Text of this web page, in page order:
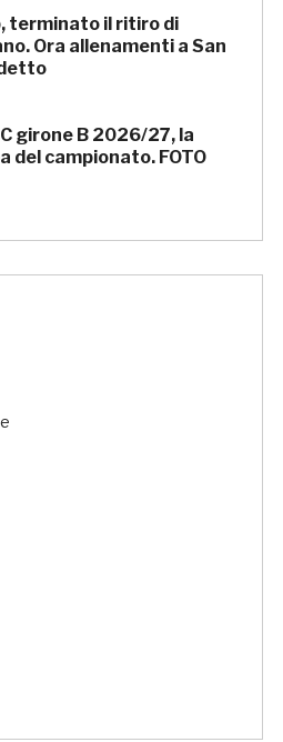
terminato il ritiro di
Ora allenamenti a San
girone B 2026/27, la
del campionato. FOTO